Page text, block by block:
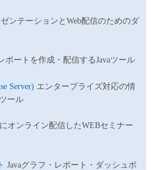
ンテーションとWeb配信のためのダ
ポートを作成・配信するJavaツール
Server) エンタープライズ対応の情
ール
オンライン配信したWEBセミナー
Javaグラフ・レポート・ダッシュボ